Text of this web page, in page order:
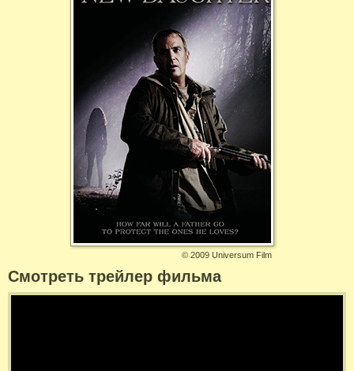
© 2009 Universum Film
Смотреть трейлер фильма